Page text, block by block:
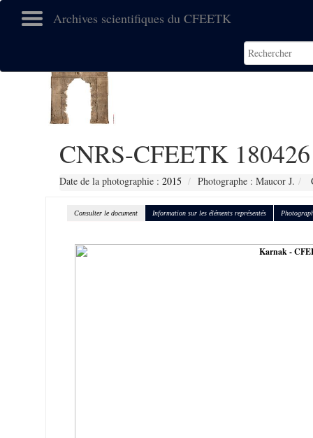
Archives scientifiques du CFEETK
CNRS-CFEETK 180426
Date de la photographie : 2015 Photographe : Maucor J.
Consulter le document Information sur les éléments représentés